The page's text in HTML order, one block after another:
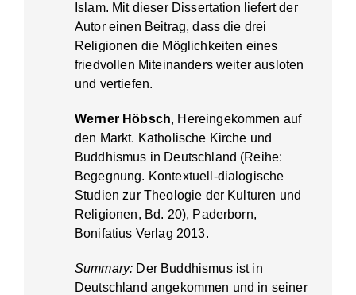
Islam. Mit dieser Dissertation liefert der
Autor einen Beitrag, dass die drei
Religionen die Möglichkeiten eines
friedvollen Miteinanders weiter ausloten
und vertiefen.
Werner Höbsch, Hereingekommen auf
den Markt. Katholische Kirche und
Buddhismus in Deutschland (Reihe:
Begegnung. Kontextuell-dialogische
Studien zur Theologie der Kulturen und
Religionen, Bd. 20), Paderborn,
Bonifatius Verlag 2013.
Summary: Der Buddhismus ist in
Deutschland angekommen und in seiner